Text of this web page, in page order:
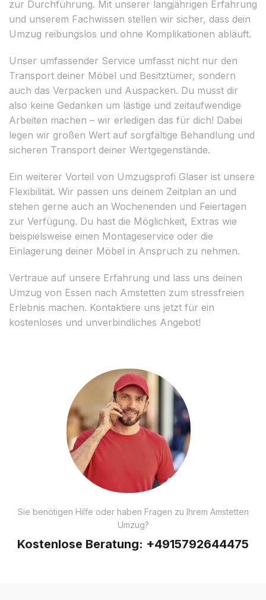
zur Durchführung. Mit unserer langjährigen Erfahrung
und unserem Fachwissen stellen wir sicher, dass dein
Umzug reibungslos und ohne Komplikationen abläuft.
Unser umfassender Service umfasst nicht nur den
Transport deiner Möbel und Besitztümer, sondern
auch das Verpacken und Auspacken. Du musst dir
also keine Gedanken um lästige und zeitaufwendige
Arbeiten machen – wir erledigen das für dich! Dabei
legen wir großen Wert auf sorgfältige Behandlung und
sicheren Transport deiner Wertgegenstände.
Ein weiterer Vorteil von Umzugsprofi Glaser ist unsere
Flexibilität. Wir passen uns deinem Zeitplan an und
stehen gerne auch an Wochenenden und Feiertagen
zur Verfügung. Du hast die Möglichkeit, Extras wie
beispielsweise einen Montageservice oder die
Einlagerung deiner Möbel in Anspruch zu nehmen.
Vertraue auf unsere Erfahrung und lass uns deinen
Umzug von Essen nach Amstetten zum stressfreien
Erlebnis machen. Kontaktiere uns jetzt für ein
kostenloses und unverbindliches Angebot!
Sie benötigen Hilfe oder haben Fragen zu Ihrem Amstetten
Umzug?
Kostenlose Beratung: +4915792644475